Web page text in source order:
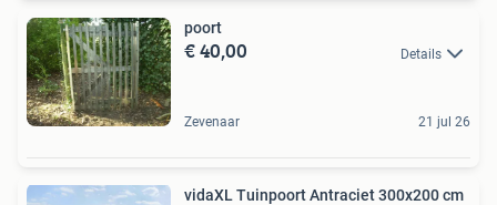
poort
€ 40,00 Details
Zevenaar 21 jul 26
vidaXL Tuinpoort Antraciet 300x200 cm